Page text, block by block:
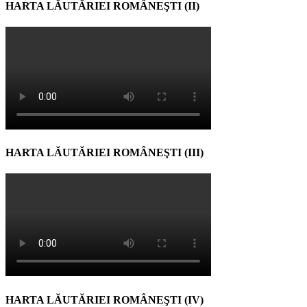
HARTA LĂUTĂRIEI ROMÂNEŞTI (II)
HARTA LĂUTĂRIEI ROMÂNEŞTI (III)
HARTA LĂUTĂRIEI ROMÂNEŞTI (IV)